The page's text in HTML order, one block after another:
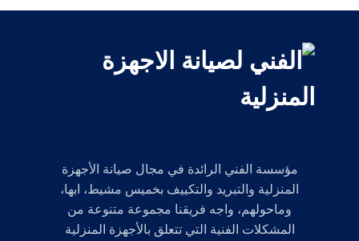
مؤسسة الفني الرائدة في مجال صيانة الأجهزة
المنزلية والتبريد والتكييف بخميس مشيط، ابها،
وماحولهم، واجه فريقنا مجموعة متنوعة من
المشكلات الفنية التي تتعلق بالأجهزة المنزلية